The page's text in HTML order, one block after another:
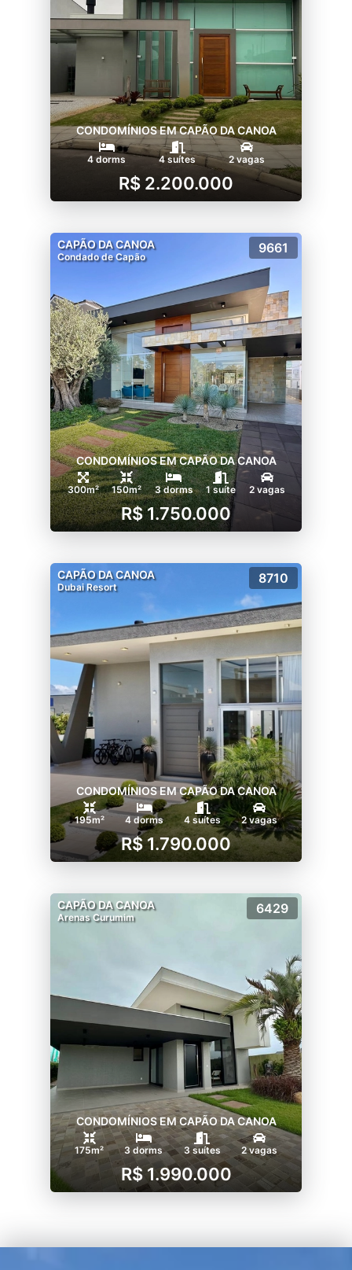
CONDOMÍNIOS EM CAPÃO DA CANOA
4 dorms 4 suítes 2 vagas
R$ 2.200.000
CAPÃO DA CANOA
Condado de Capão
9661
CONDOMÍNIOS EM CAPÃO DA CANOA
300m² 150m² 3 dorms 1 suíte 2 vagas
R$ 1.750.000
CAPÃO DA CANOA
Dubai Resort
8710
CONDOMÍNIOS EM CAPÃO DA CANOA
195m² 4 dorms 4 suítes 2 vagas
R$ 1.790.000
CAPÃO DA CANOA
Arenas Curumim
6429
CONDOMÍNIOS EM CAPÃO DA CANOA
175m² 3 dorms 3 suítes 2 vagas
R$ 1.990.000